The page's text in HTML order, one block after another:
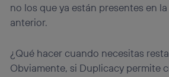
no los que ya están presentes en
anterior.
¿Qué hacer cuando necesitas
Obviamente, si Duplicacy permite